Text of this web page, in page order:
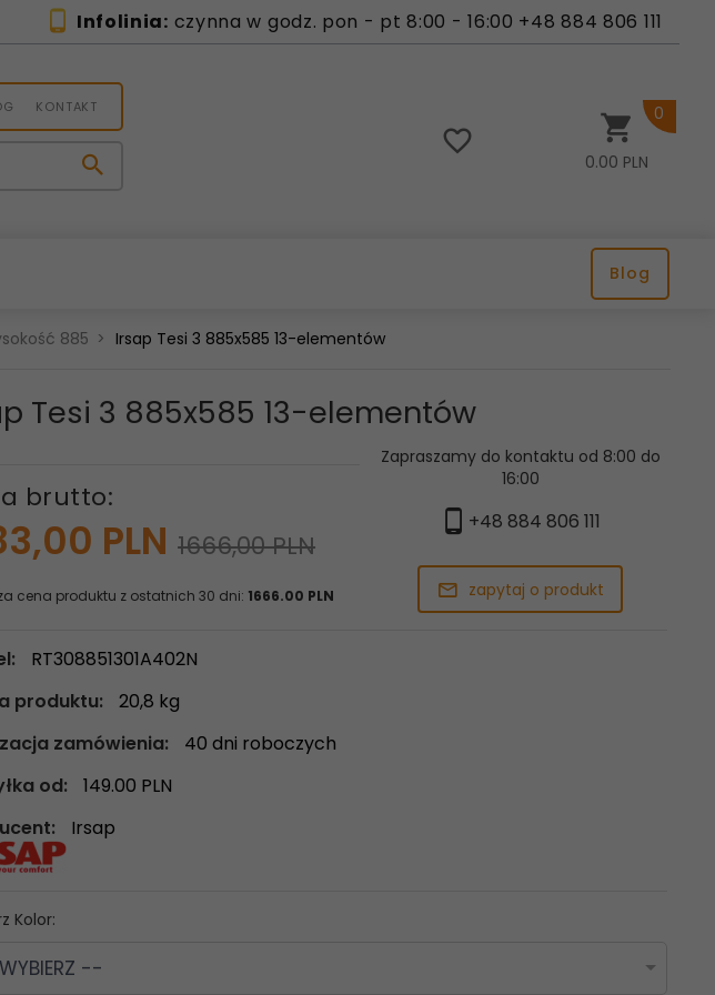
Infolinia: czynna w godz. pon - pt 8:00 - 16:00 +48 884 806 111
KONTAKT
0.00 PLN
0
Blog
885 Irsap Tesi 3 885x585 13-elementów
Tesi 3 885x585 13-elementów
brutto:
00 PLN 1666,00 PLN
cena produktu z ostatnich 30 dni: 1666.00 PLN
Zapraszamy do kontaktu od 8:00 do
16:00
+48 884 806 111
zapytaj o produkt
RT308851301A402N
produktu:
20,8 kg
zamówienia:
40 dni roboczych
od:
149.00 PLN
Irsap
Kolor:
--